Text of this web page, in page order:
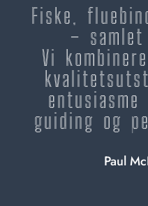
Fiske,
– samlet
Vi
guiding og
Paul